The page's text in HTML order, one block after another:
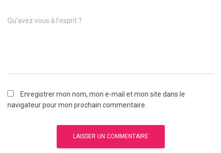
Qu’avez vous à l’esprit ?
Enregistrer mon nom, mon e-mail et mon site dans le
navigateur pour mon prochain commentaire.